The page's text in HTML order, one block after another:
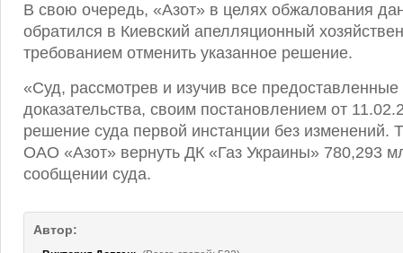
В свою очередь, «Азот» в целях обжалования
обратился в Киевский апелляционный
требованием отменить указанное решение.
«Суд, рассмотрев и изучив все
доказательства, своим постановлением от
решение суда первой инстанции без изменений.
ОАО «Азот» вернуть ДК «Газ Украины» 780,293
сообщении суда.
Автор: